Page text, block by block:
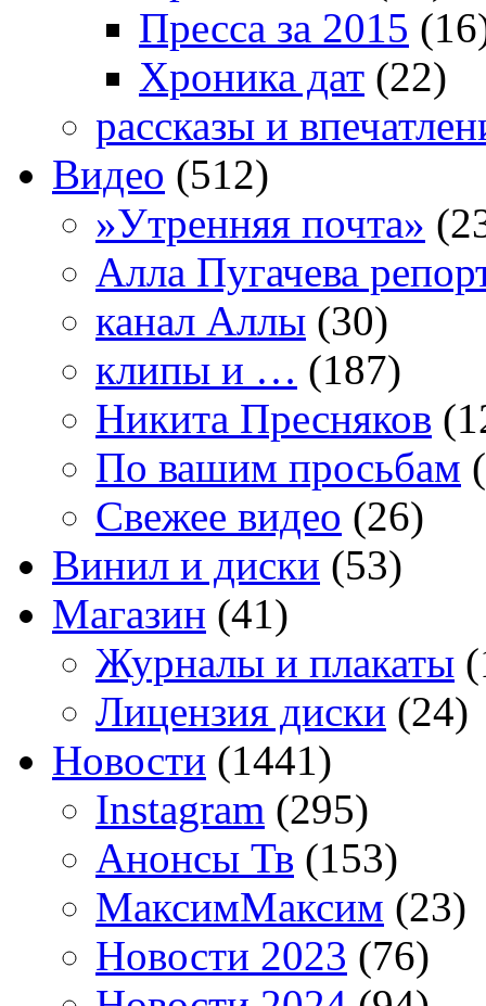
Пресса за 2015
Хроника дат (22)
рассказы и
Видео (512)
»Утренняя почта»
Алла Пугачева
канал Аллы (30)
клипы и … (187)
Никита Пресняков
По вашим просьбам
Свежее видео (26)
Винил и диски (53)
Магазин (41)
Журналы и плакаты
Лицензия диски (24)
Новости (1441)
Instagram (295)
Анонсы Тв (153)
МаксимМаксим (23)
Новости 2023 (76)